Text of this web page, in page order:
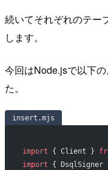
続いてそれぞれのテー
します。
今回はNode.jsで以下
た。
insert.mjs
import { Client }
import { DsqlSigner